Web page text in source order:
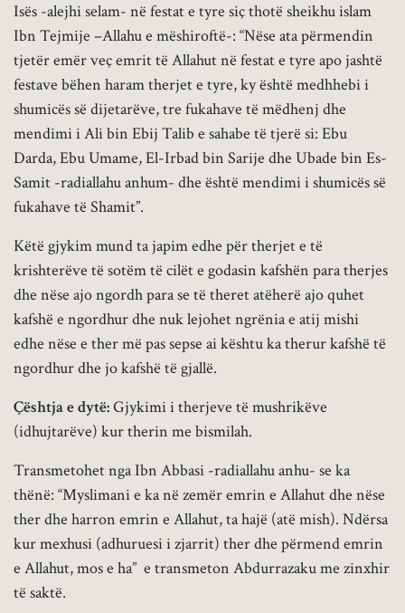
Isës -alejhi selam- në festat e tyre siç thotë sheikhu islam
Ibn Tejmije –Allahu e mëshiroftë-: “Nëse ata përmendin
tjetër emër veç emrit të Allahut në festat e tyre apo jashtë
festave bëhen haram therjet e tyre, ky është medhhebi i
shumicës së dijetarëve, tre fukahave të mëdhenj dhe
mendimi i Ali bin Ebij Talib e sahabe të tjerë si: Ebu
Darda, Ebu Umame, El-Irbad bin Sarije dhe Ubade bin Es-
Samit -radiallahu anhum- dhe është mendimi i shumicës së
fukahave të Shamit”.
Këtë gjykim mund ta japim edhe për therjet e të
krishterëve të sotëm të cilët e godasin kafshën para therjes
dhe nëse ajo ngordh para se të theret atëherë ajo quhet
kafshë e ngordhur dhe nuk lejohet ngrënia e atij mishi
edhe nëse e ther më pas sepse ai kështu ka therur kafshë të
ngordhur dhe jo kafshë të gjallë.
Çështja e dytë:Gjykimi i therjeve të mushrikëve
(idhujtarëve) kur therin me bismilah.
Transmetohet nga Ibn Abbasi -radiallahu anhu- se ka
thënë: “Myslimani e ka në zemër emrin e Allahut dhe nëse
ther dhe harron emrin e Allahut, ta hajë (atë mish). Ndërsa
kur mexhusi (adhuruesi i zjarrit) ther dhe përmend emrin
e Allahut, mos e ha” e transmeton Abdurrazaku me zinxhir
të saktë.